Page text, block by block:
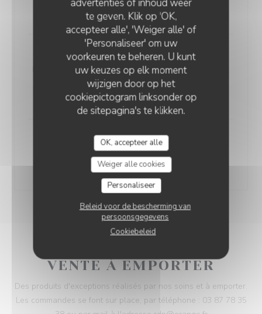
advertenties of inhoud weer
te geven. Klik op 'OK,
accepteer alle', 'Weiger alle' of
'Personaliseer' om uw
voorkeuren te beheren. U kunt
uw keuzes op elk moment
wijzigen door op het
cookiepictogram linksonder op
de sitepagina's te klikken.
OK, accepteer alle
Weiger alle cookies
Personaliseer
Beleid voor de bescherming van
persoonsgegevens
Cookiebeleid
moelleuse toastée maison
Plat
Noix d’entrecôte de boeuf française (300 grs environ),
sauce aux deux poivres relevée (poivre vert & poivre
noir torréfiés, cognac), frites fraîches maison
Dessert
Fromages affinés ou au choix dans la carte des
desserts (+5€ pour le champagne gourmand)
VENTE À EMPORTER
Des produits d'exceptions réalisés par nos soins et à emporter.
Les commandes se font sur place, par téléphone : 03 87 78 35